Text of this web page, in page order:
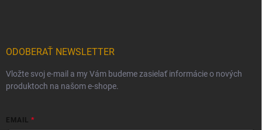
ODOBERAŤ NEWSLETTER
Vložte svoj e-mail a my Vám budeme zasielať informácie o nových
produktoch na našom e-shope.
EMAIL